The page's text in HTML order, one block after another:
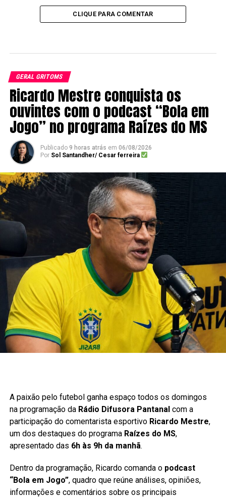
CLIQUE PARA COMENTAR
GERAL GRITOMS
Ricardo Mestre conquista os
ouvintes com o podcast “Bola em
Jogo” no programa Raízes do MS
Publicado 9 horas atrás em 06/08/2026
Por Sol Santandher/ Cesar ferreira
A paixão pelo futebol ganha espaço todos os domingos
na programação da Rádio Difusora Pantanalcom a
participação do comentarista esportivo Ricardo Mestre,
um dos destaques do programa Raízes do MS,
apresentado das 6h às 9h da manhã.
Dentro da programação, Ricardo comanda o podcast
“Bola em Jogo”, quadro que reúne análises, opiniões,
informações e comentários sobre os principais